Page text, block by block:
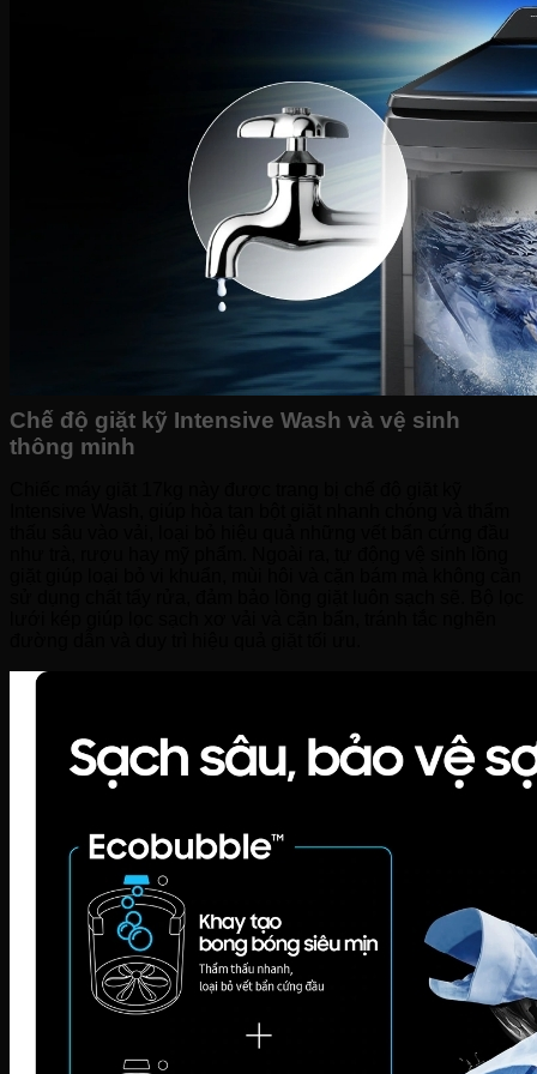
Máy ép hoa quả
Máy làm sữa đậu nành
Máy làm sữa chua
Máy pha cafe
Máy vắt cam
Chế độ giặt kỹ Intensive Wash và vệ sinh
thông minh